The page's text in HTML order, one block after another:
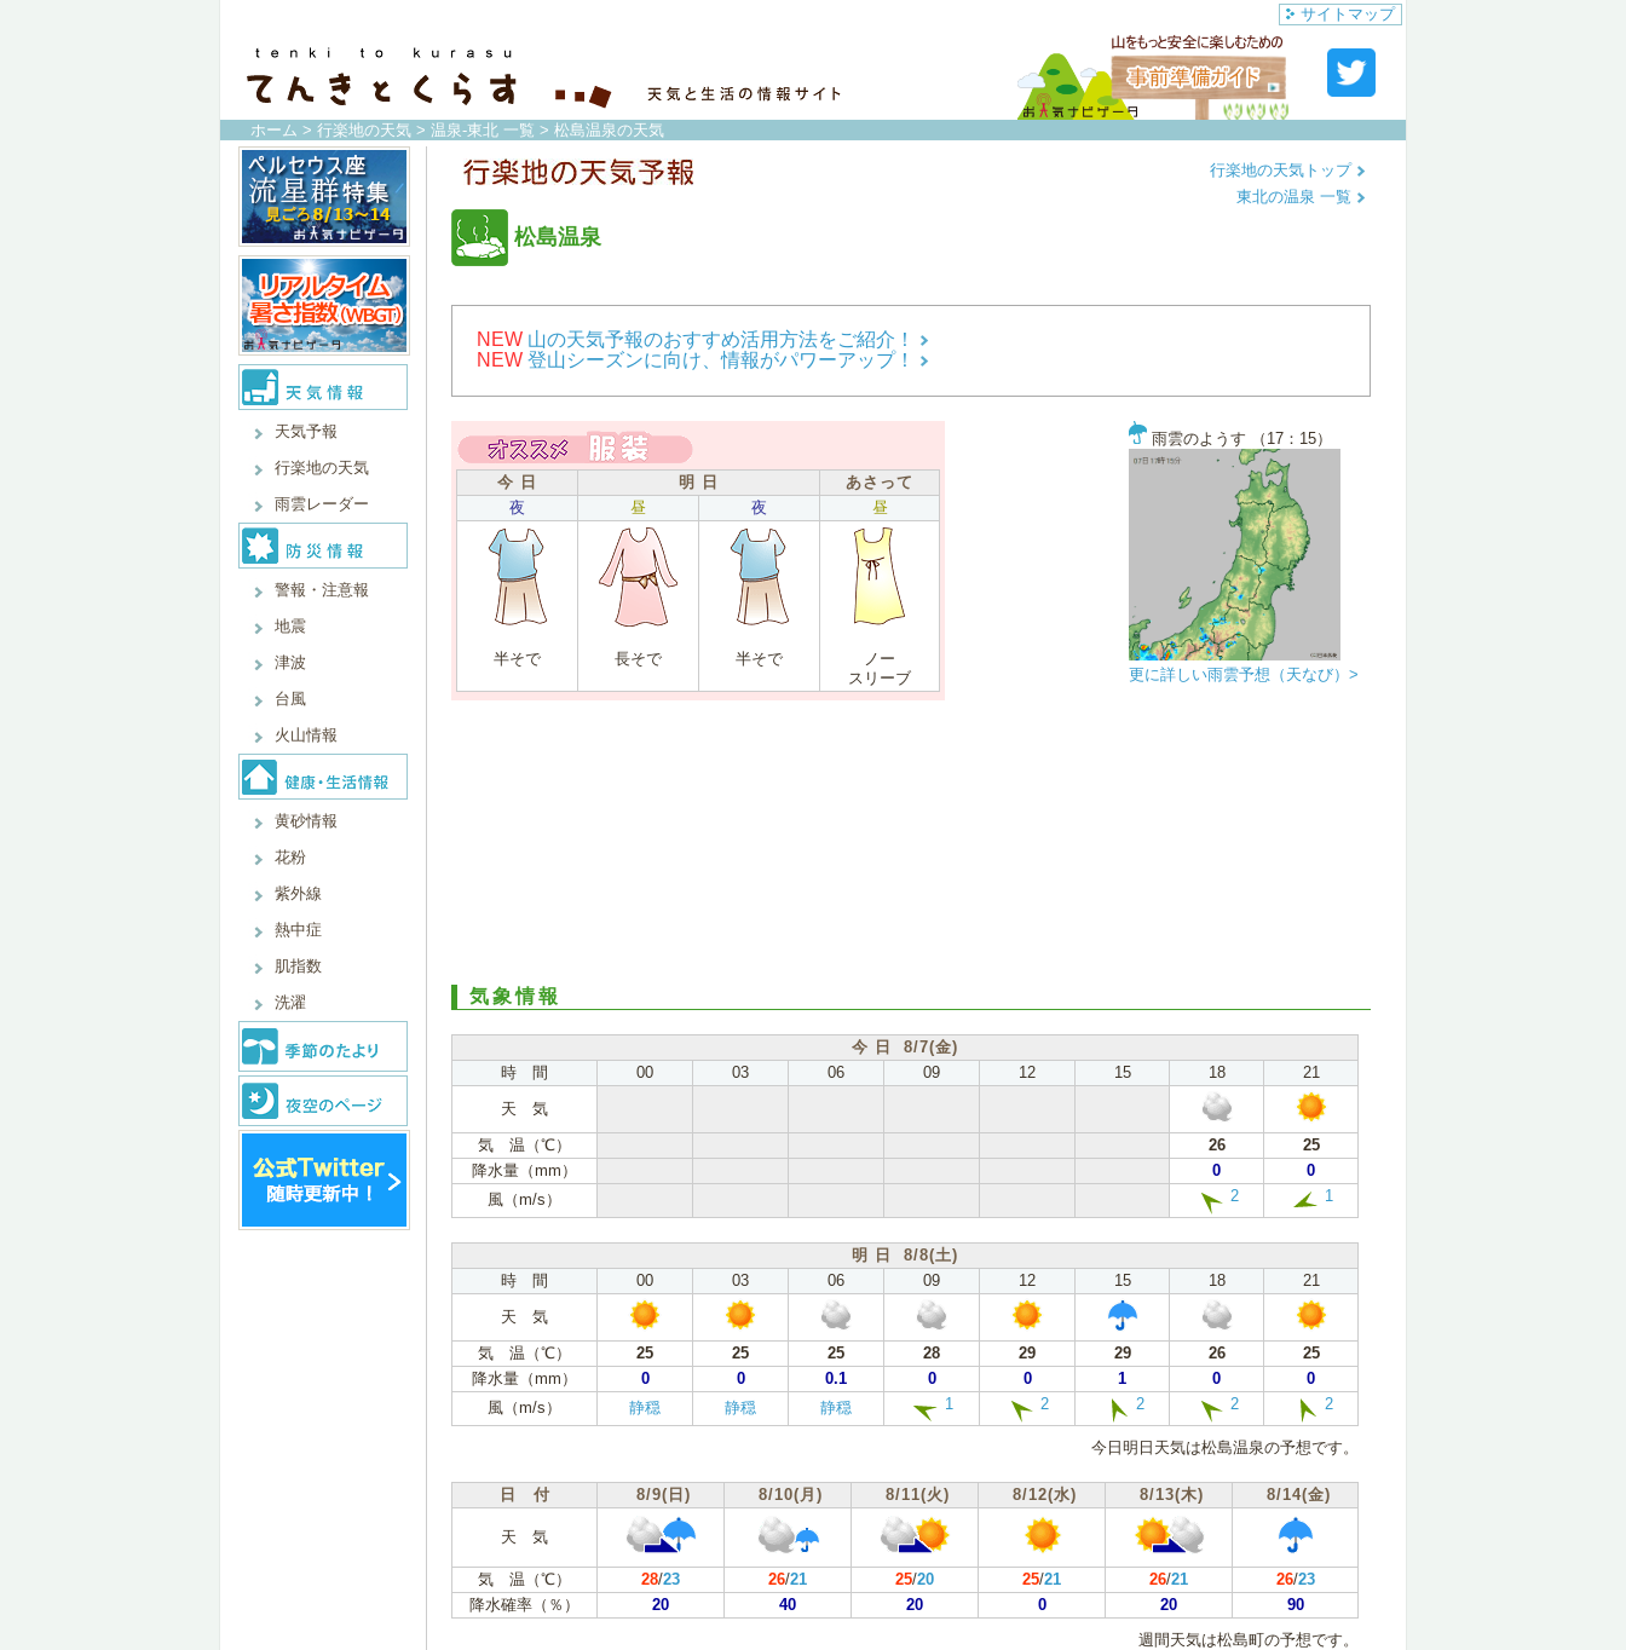
サイトマップ
ホーム > 行楽地の天気 > 温泉-東北 一覧 > 松島温泉の天気
天気予報
行楽地の天気
雨雲レーダー
警報・注意報
地震
津波
台風
火山情報
黄砂情報
花粉
紫外線
熱中症
肌指数
洗濯
松島温泉
行楽地の天気トップ
東北の温泉 一覧
NEW 山の天気予報のおすすめ活用方法をご紹介！
NEW 登山シーズンに向け、情報がパワーアップ！
今 日 明 日
あさって
夜
昼 夜 昼
半そで 長そで 半そで
ノー
スリーブ
雨雲のようす （17：15）
更に詳しい雨雲予想（天なび）>
気象情報
今 日 8/7(金)
時 間
00 03 06 09 12 15 18
21
天 気
気 温（℃）
26
25
降水量（mm）
0
0
風（m/s）
2 1
明 日 8/8(土)
時 間
00 03 06 09 12 15 18
21
天 気
気 温（℃）
25 25 25 28 29 29 26
25
降水量（mm）
0 0 0.1 0 0 1 0
0
風（m/s）
静穏 静穏 静穏 1 2 2 2 2
今日明日天気は松島温泉の予想です。
日 付 8/9(日) 8/10(月) 8/11(火) 8/12(水) 8/13(木) 8/14(金)
天 気
気 温（℃） 28/23 26/21 25/20 25/21 26/21 26/23
降水確率（％）
20 40 20 0 20
90
週間天気は松島町の予想です。